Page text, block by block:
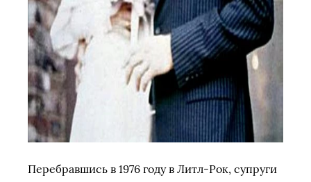
Перебравшись в 1976 году в Литл-Рок, супруги